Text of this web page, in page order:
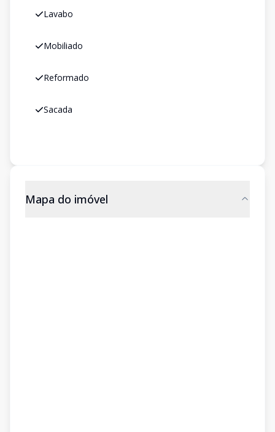
Lavabo
Mobiliado
Reformado
Sacada
Mapa do imóvel